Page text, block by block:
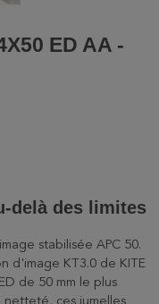
ED AA -
delà des limites
stabilisée APC 50.
d'image KT3.0 de KITE
de 50 mm le plus